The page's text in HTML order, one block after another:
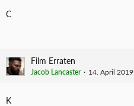
C
Film Erraten
Jacob Lancaster 14. April 2019
K